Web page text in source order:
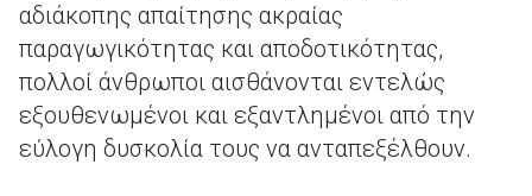
αδιάκοπης απαίτησης ακραίας
παραγωγικότητας και αποδοτικότητας,
πολλοί άνθρωποι αισθάνονται εντελώς
εξουθενωμένοι και εξαντλημένοι από την
εύλογη δυσκολία τους να ανταπεξέλθουν.